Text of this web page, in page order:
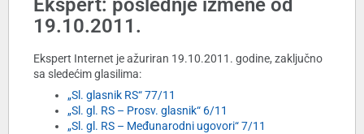
Ekspert: poslednje izmene od
19.10.2011.
Ekspert Internet je ažuriran 19.10.2011. godine, zaključno
sa sledećim glasilima:
„Sl. glasnik RS“ 77/11
„Sl. gl. RS – Prosv. glasnik“ 6/11
„Sl. gl. RS – Međunarodni ugovori“ 7/11